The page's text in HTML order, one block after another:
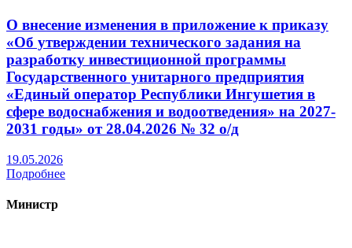
О внесение изменения в приложение к приказу
«Об утверждении технического задания на
разработку инвестиционной программы
Государственного унитарного предприятия
«Единый оператор Республики Ингушетия в
сфере водоснабжения и водоотведения» на 2027-
2031 годы» от 28.04.2026 № 32 о/д
19.05.2026
Подробнее
Министр